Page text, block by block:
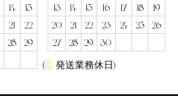
14
15
21
22
28
29
13
14 15 16 17 18
19
20
21 22 23 24 25
26
27
28 29
30
(
発送業務休日)